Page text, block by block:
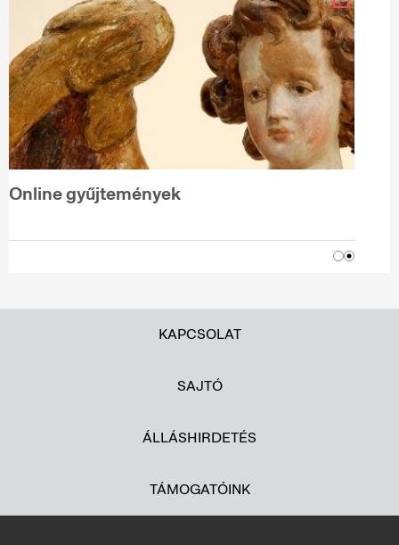
Online gyűjtemények
KAPCSOLAT
SAJTÓ
ÁLLÁSHIRDETÉS
TÁMOGATÓINK